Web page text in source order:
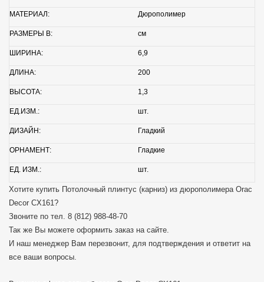
МАТЕРИАЛ: Дюрополимер
РАЗМЕРЫ В: см
ШИРИНА: 6,9
ДЛИНА: 200
ВЫСОТА: 1,3
ЕД.ИЗМ.: шт.
ДИЗАЙН: Гладкий
ОРНАМЕНТ: Гладкие
ЕД. ИЗМ.: шт.
Хотите купить Потолочный плинтус (карниз) из дюрополимера Orac
Decor CX161?
Звоните по тел. 8 (812) 988-48-70
Так же Вы можете оформить заказ на сайте.
И наш менеджер Вам перезвонит, для подтверждения и ответит на
все ваши вопросы.